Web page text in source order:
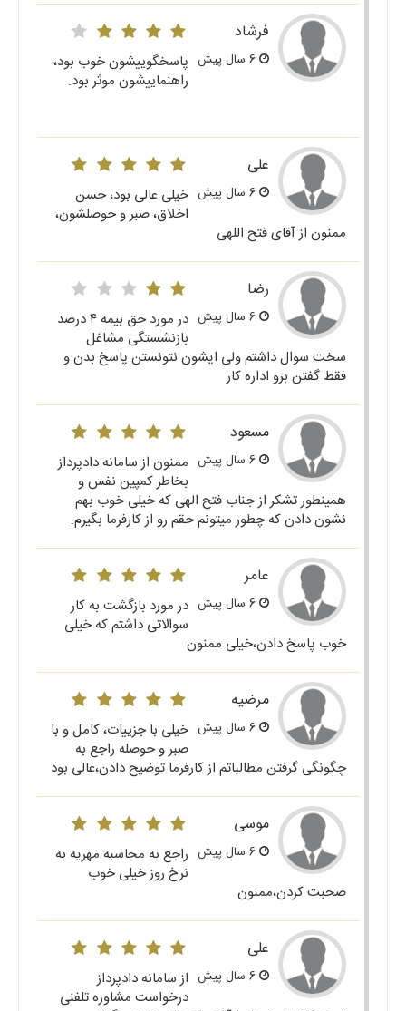
فرشاد
پاسخگوییشون خوب بود،
راهنماییشون موثر بود.
علی
خیلی عالی بود، حسن
اخلاق، صبر و حوصلشون،
ممنون از آقای فتح اللهی
رضا
در مورد حق بیمه ۴ درصد
بازنشستگی مشاغل
سخت سوال داشتم ولی ایشون نتونستن پاسخ بدن و
فقط گفتن برو اداره کار
مسعود
ممنون از سامانه دادپرداز
بخاطر کمپین نفس و
همینطور تشکر از جناب فتح الهی که خیلی خوب بهم
نشون دادن که چطور میتونم حقم رو از کارفرما بگیرم.
عامر
در مورد بازگشت به کار
سوالاتی داشتم که خیلی
خوب پاسخ دادن،خیلی ممنون
مرضیه
خیلی با جزییات، کامل و با
صبر و حوصله راجع به
چگونگی گرفتن مطالباتم از کارفرما توضیح دادن،عالی بود
موسی
راجع به محاسبه مهریه به
نرخ روز خیلی خوب
صحبت کردن،ممنون
علی
از سامانه دادپرداز
درخواست مشاوره تلفنی